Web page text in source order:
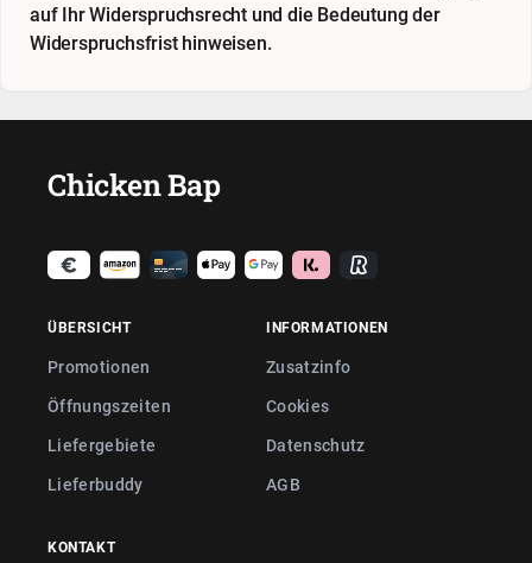
auf Ihr Widerspruchsrecht und die Bedeutung der
Widerspruchsfrist hinweisen.
Chicken Bap
ÜBERSICHT
Promotionen
Öffnungszeiten
Liefergebiete
Lieferbuddy
INFORMATIONEN
Zusatzinfo
Cookies
Datenschutz
AGB
KONTAKT